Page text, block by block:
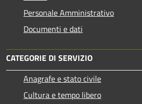
Personale Amministrativo
Documenti e dati
CATEGORIE DI SERVIZIO
Anagrafe e stato civile
Cultura e tempo libero